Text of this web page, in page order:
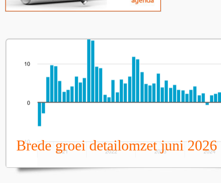
Brede groei detailomzet juni 2026